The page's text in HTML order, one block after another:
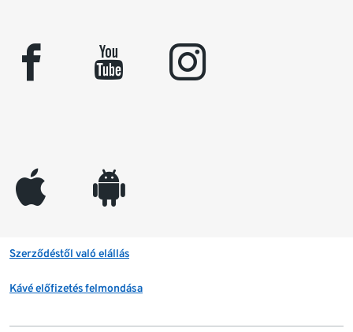
facebook youtube instagram
appleinc android
Szerződéstől való elállás
Kávé előfizetés felmondása